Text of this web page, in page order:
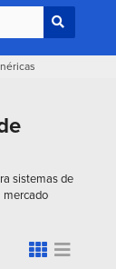
sistemas de
mercado